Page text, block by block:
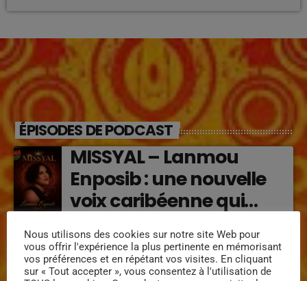
ÉPISODES DE PODCAST
MISSYAL – Lanmou
Enposib : une nouvelle
voix caribéenne qui
en musique (2026)
Régine Narou : Respekte
Mwen, la voix du respect
Nous utilisons des cookies sur notre site Web pour
vous offrir l'expérience la plus pertinente en mémorisant
vos préférences et en répétant vos visites. En cliquant
sur « Tout accepter », vous consentez à l'utilisation de